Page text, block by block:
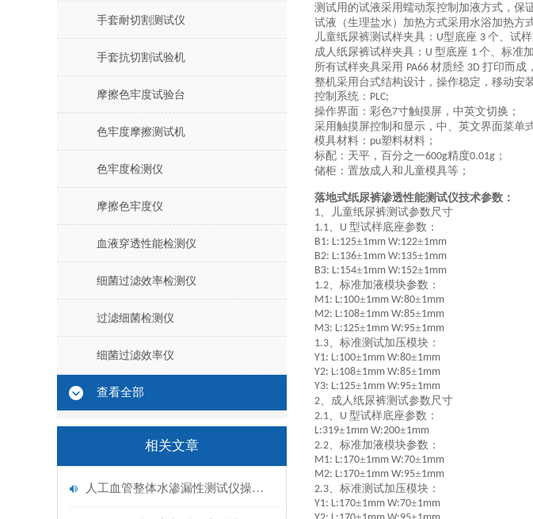
手套耐切割测试仪
手套抗切割试验机
摩擦色牢度试验台
色牢度摩擦测试机
色牢度检测仪
摩擦色牢度仪
血液穿透性能检测仪
细菌过滤效率检测仪
过滤细菌检测仪
细菌过滤效率仪
查看全部
相关文章
人工血管整体水渗漏性测试仪操作中最容易出错的步骤
测试用的试液采用蠕动泵控制加液方式，保
试液（生理盐水）加热方式采用水浴加热方
儿童纸尿裤测试样夹具： U型底座 3 个、试
成人纸尿裤试样夹具： U 型底座 1 个、标准
所有试样夹具采用 PA66 材质经 3D 打印而成
整机采用台式结构设计，操作稳定，移动安
控制系统： PLC;
操作界面：彩色7寸触摸屏，中英文切换；
采用触摸屏控制和显示，中、英文界面菜单
模具材料： pu塑料材料；
标配：天平， 百分之一600g精度0.01g ；
储柜：置放成人和儿童模具等；
落地式纸尿裤渗透性能测试仪技术参数：
1、儿童纸尿裤测试参数尺寸
1.1、 U 型试样底座参数：
B1: L:125±1mm W:122±1mm
B2: L:136±1mm W:135±1mm
B3: L:154±1mm W:152±1mm
1.2、标准加液模块参数：
M1: L:100±1mm W:80±1mm
M2: L:108±1mm W:85±1mm
M3: L:125±1mm W:95±1mm
1.3、标准测试加压模块：
Y1: L:100±1mm W:80±1mm
Y2: L:108±1mm W:85±1mm
Y3: L:125±1mm W:95±1mm
2、成人纸尿裤测试参数尺寸
2.1、 U 型试样底座参数：
L:319±1mm W:200±1mm
2.2、标准加液模块参数：
M1: L:170±1mm W:70±1mm
M2: L:170±1mm W:95±1mm
2.3、标准测试加压模块：
Y1: L:170±1mm W:70±1mm